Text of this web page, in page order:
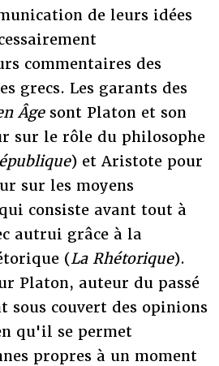
de leurs idées
commentaires des
grecs. Les garants des
Âge sont Platon et son
sur le rôle du philosophe
) et Aristote pour
sur les moyens
consiste avant tout à
autrui grâce à la
(La Rhétorique).
Platon, auteur du passé
sous couvert des opinions
qu'il se permet
propres à un moment